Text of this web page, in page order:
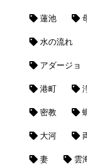
蓮池
水の流れ
アダージョ
港町
密教
大河
妻 雲